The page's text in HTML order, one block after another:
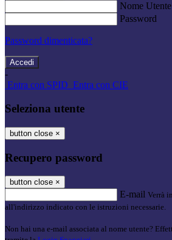
Nome Utente
Password
Password dimenticata?
-
Entra con SPID Entra con CIE
Seleziona utente
button close ×
Recupero password
button close ×
E-mail Verrà
all'indirizzo indicato con le istruzioni necessarie.
Non hai una e-mail associata al nome utente?